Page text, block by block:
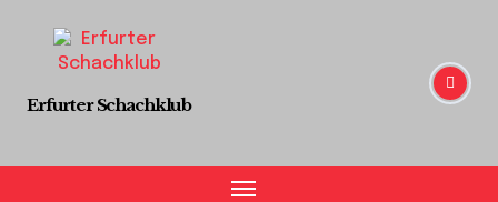
content
Erfurter Schachklub